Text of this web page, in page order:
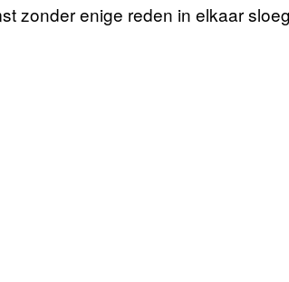
zonder enige reden in elkaar